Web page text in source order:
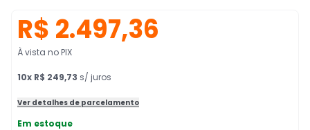
R$ 2.497,36
À vista no PIX
10x R$ 249,73 s/ juros
Ver detalhes de parcelamento
Em estoque